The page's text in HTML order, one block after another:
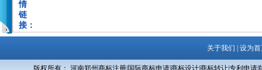
情
链
接：
关于我们 设为
版权所有： 河南郑州商标注册|国际商标申请|商标设计|商标转让|专利申